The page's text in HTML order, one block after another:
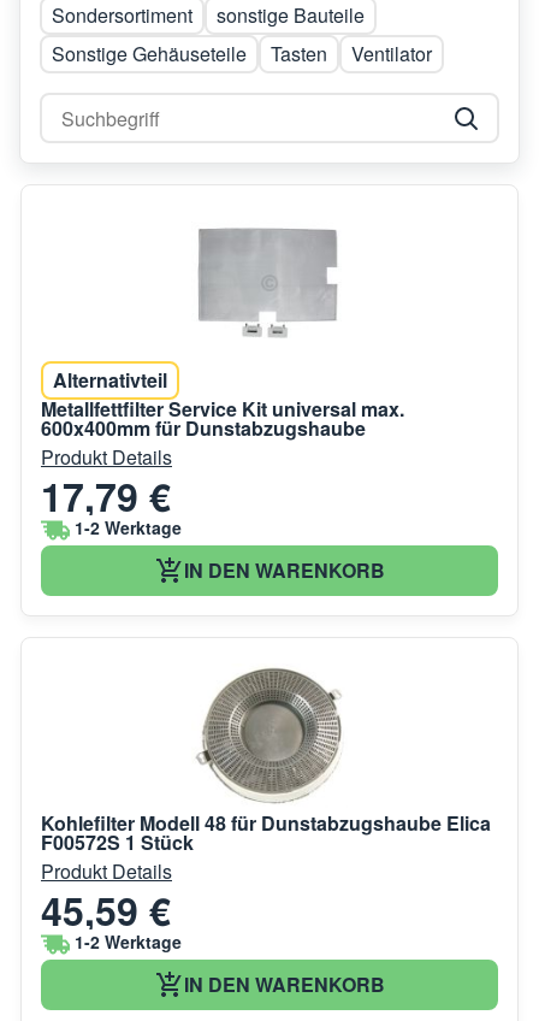
Sondersortiment
sonstige Bauteile
Sonstige Gehäuseteile
Tasten Ventilator
Alternativteil
Metallfettfilter Service Kit universal max.
600x400mm für Dunstabzugshaube
Produkt Details
17,79 €
1-2 Werktage
IN DEN WARENKORB
Kohlefilter Modell 48 für Dunstabzugshaube Elica
F00572S 1 Stück
Produkt Details
45,59 €
1-2 Werktage
IN DEN WARENKORB